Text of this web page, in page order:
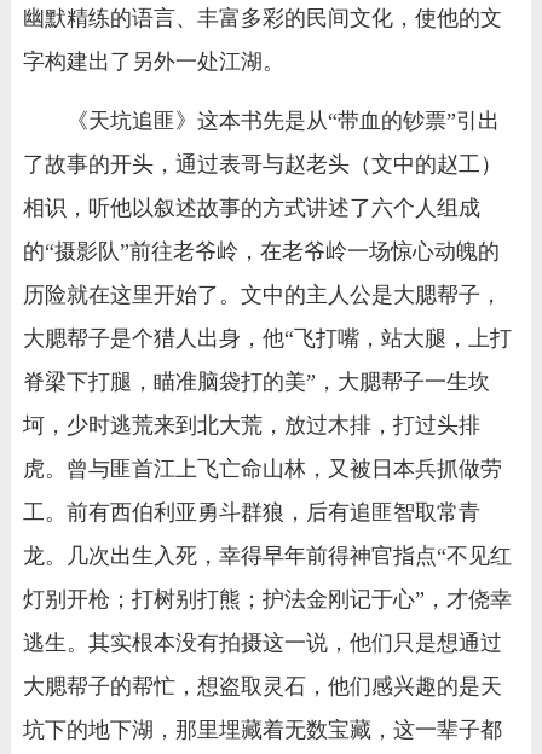
幽默精练的语言、丰富多彩的民间文化，使他的文
字构建出了另外一处江湖。
《天坑追匪》这本书先是从“带血的钞票”引出
了故事的开头，通过表哥与赵老头（文中的赵工）
相识，听他以叙述故事的方式讲述了六个人组成
的“摄影队”前往老爷岭，在老爷岭一场惊心动魄的
历险就在这里开始了。文中的主人公是大腮帮子，
大腮帮子是个猎人出身，他“飞打嘴，站大腿，上打
脊梁下打腿，瞄准脑袋打的美”，大腮帮子一生坎
坷，少时逃荒来到北大荒，放过木排，打过头排
虎。曾与匪首江上飞亡命山林，又被日本兵抓做劳
工。前有西伯利亚勇斗群狼，后有追匪智取常青
龙。几次出生入死，幸得早年前得神官指点“不见红
灯别开枪；打树别打熊；护法金刚记于心”，才侥幸
逃生。其实根本没有拍摄这一说，他们只是想通过
大腮帮子的帮忙，想盗取灵石，他们感兴趣的是天
坑下的地下湖，那里埋藏着无数宝藏，这一辈子都